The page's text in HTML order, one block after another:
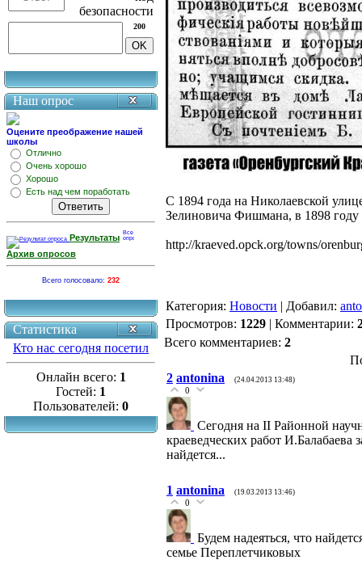
200
Наш опрос
Оцените преображение нашей
школы
Отлично
Очень хорошо
Хорошо
Есть над чем поработать
Результаты
Архив опросов
Всего голосовало: 232
Статистика
Кто нас сегодня посетил
Онлайн всего: 1
Гостей: 1
Пользователей: 0
С 1894 года на Николаевской
Зелиновича Фишмана, в 1898 году
http://kraeved.opck.org/towns/
Категория: Новости | Добавил:
Просмотров: 1229 | Комментарии:
Всего комментариев: 2
2 antonina (24.04.2013 13:48)
0
Сегодня на II Районной
краеведческих работ И.Балабаева
найдется...
1 antonina (19.03.2013 13:46)
0
Будем надеяться, что
семье Переплетчиковых